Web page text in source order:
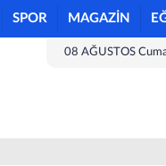
SPOR MAGAZİN
08 AĞUSTOS